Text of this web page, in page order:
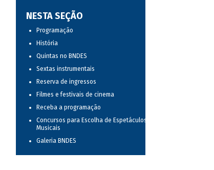
NESTA SEÇÃO
Programação
História
Quintas no BNDES
Sextas instrumentais
Reserva de ingressos
Filmes e festivais de cinema
Receba a programação
Concursos para Escolha de Espetáculos
Musicais
Galeria BNDES